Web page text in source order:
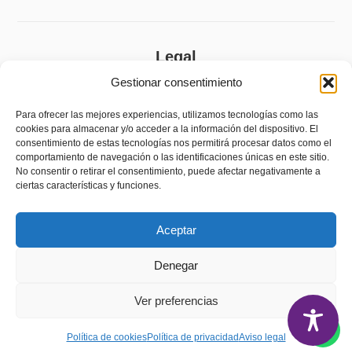
Gestionar consentimiento
Para ofrecer las mejores experiencias, utilizamos tecnologías como las
cookies para almacenar y/o acceder a la información del dispositivo. El
consentimiento de estas tecnologías nos permitirá procesar datos como el
comportamiento de navegación o las identificaciones únicas en este sitio.
No consentir o retirar el consentimiento, puede afectar negativamente a
ciertas características y funciones.
Aceptar
Denegar
Ver preferencias
Política de cookiesPolítica de privacidadAviso legal
Legal
Aviso legal
Política de privacidad
Política de cookies (UE)
Accesibilidad
Política de devoluciones y reembolsos